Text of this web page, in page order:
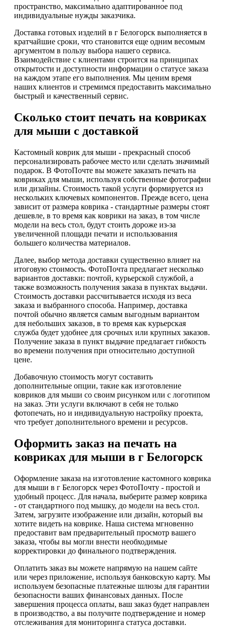
пространство, максимально адаптированное под
индивидуальные нужды заказчика.
Доставка готовых изделий в г Белогорск выполняется в
кратчайшие сроки, что становится еще одним весомым
аргументом в пользу выбора нашего сервиса.
Взаимодействие с клиентами строится на принципах
открытости и доступности информации о статусе заказа
на каждом этапе его выполнения. Мы ценим время
наших клиентов и стремимся предоставить максимально
быстрый и качественный сервис.
Сколько стоит печать на ковриках
для мыши с доставкой
Кастомный коврик для мыши - прекрасный способ
персонализировать рабочее место или сделать значимый
подарок. В ФотоПочте вы можете заказать печать на
ковриках для мыши, используя собственные фотографии
или дизайны. Стоимость такой услуги формируется из
нескольких ключевых компонентов. Прежде всего, цена
зависит от размера коврика - стандартные размеры стоят
дешевле, в то время как коврики на заказ, в том числе
модели на весь стол, будут стоить дороже из-за
увеличенной площади печати и использования
большего количества материалов.
Далее, выбор метода доставки существенно влияет на
итоговую стоимость. ФотоПочта предлагает несколько
вариантов доставки: почтой, курьерской службой, а
также возможность получения заказа в пунктах выдачи.
Стоимость доставки рассчитывается исходя из веса
заказа и выбранного способа. Например, доставка
почтой обычно является самым выгодным вариантом
для небольших заказов, в то время как курьерская
служба будет удобнее для срочных или крупных заказов.
Получение заказа в пункт выдачие предлагает гибкость
во времени получения при относительно доступной
цене.
Добавочную стоимость могут составить
дополнительные опции, такие как изготовление
ковриков для мыши со своим рисунком или с логотипом
на заказ. Эти услуги включают в себя не только
фотопечать, но и индивидуальную настройку проекта,
что требует дополнительного времени и ресурсов.
Оформить заказ на печать на
ковриках для мыши в г Белогорск
Оформление заказа на изготовление кастомного коврика
для мыши в г Белогорск через ФотоПочту - простой и
удобный процесс. Для начала, выберите размер коврика
- от стандартного под мышку, до модели на весь стол.
Затем, загрузите изображение или дизайн, который вы
хотите видеть на коврике. Наша система мгновенно
предоставит вам предварительный просмотр вашего
заказа, чтобы вы могли внести необходимые
корректировки до финального подтверждения.
Оплатить заказ вы можете напрямую на нашем сайте
или через приложение, используя банковскую карту. Мы
используем безопасные платежные шлюзы для гарантии
безопасности ваших финансовых данных. После
завершения процесса оплаты, ваш заказ будет направлен
в производство, а вы получите подтверждение и номер
отслеживания для мониторинга статуса доставки.